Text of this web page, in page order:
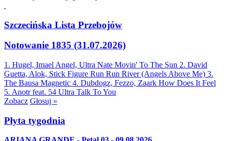
Szczecińska Lista Przebojów
Notowanie 1835 (31.07.2026)
1. Hugel, Imael Angel, Ultra Nate Movin' To The Sun 2. David
Guetta, Alok, Stick Figure Run Run River (Angels Above Me) 3.
The Bausa Magnetic 4. Dubdogz, Fezzo, Zaark How Does It Feel
5. Anotr feat. 54 Ultra Talk To You
Zobacz Głosuj »
Płyta tygodnia